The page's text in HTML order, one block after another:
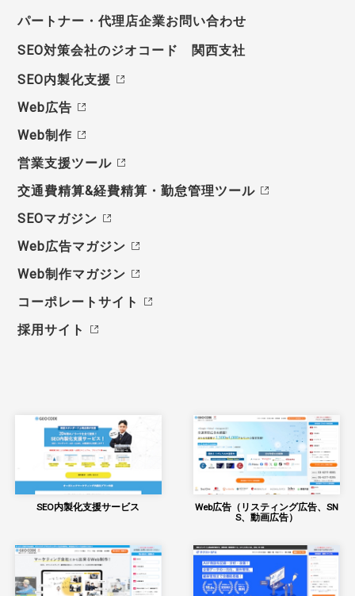
パートナー・代理店企業お問い合わせ
SEO対策会社のジオコード 関西支社
SEO内製化支援
Web広告
Web制作
営業支援ツール
交通費精算&経費精算・勤怠管理ツール
SEOマガジン
Web広告マガジン
Web制作マガジン
コーポレートサイト
採用サイト
SEO内製化支援サービス
Web広告（リスティング広告、SN
S、動画広告）